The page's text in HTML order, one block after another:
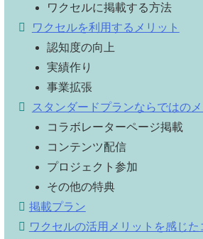
ワクセルに掲載する方法
ワクセルを利用するメリット
認知度の向上
実績作り
事業拡張
スタンダードプランならではのメ
コラボレーターページ掲載
コンテンツ配信
プロジェクト参加
その他の特典
掲載プラン
ワクセルの活用メリットを感じ